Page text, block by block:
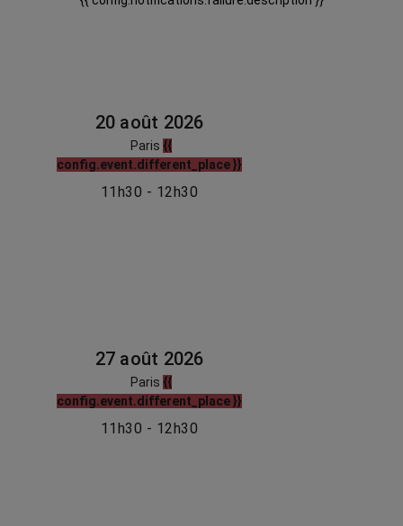
20 août 2026
Paris {{
config.event.different_place }}
11h30 - 12h30
27 août 2026
Paris {{
config.event.different_place }}
11h30 - 12h30